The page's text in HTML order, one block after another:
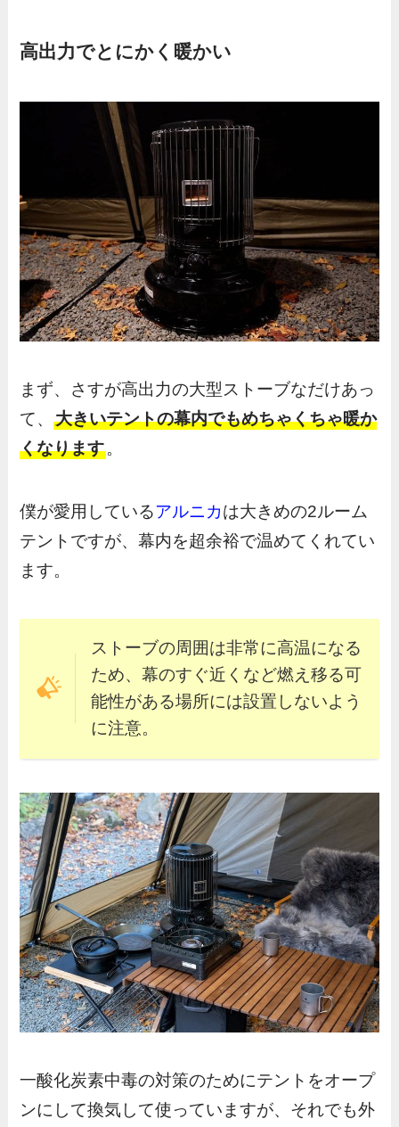
高出力でとにかく暖かい
まず、さすが高出力の大型ストーブなだけあっ
て、大きいテントの幕内でもめちゃくちゃ暖か
くなります。
僕が愛用しているアルニカは大きめの2ルーム
テントですが、幕内を超余裕で温めてくれてい
ます。
ストーブの周囲は非常に高温になる
ため、幕のすぐ近くなど燃え移る可
能性がある場所には設置しないよう
に注意。
一酸化炭素中毒の対策のためにテントをオープ
ンにして換気して使っていますが、それでも外